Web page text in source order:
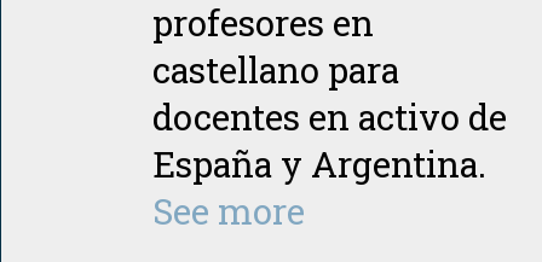
profesores en
castellano para
docentes en activo de
España y Argentina.
See more